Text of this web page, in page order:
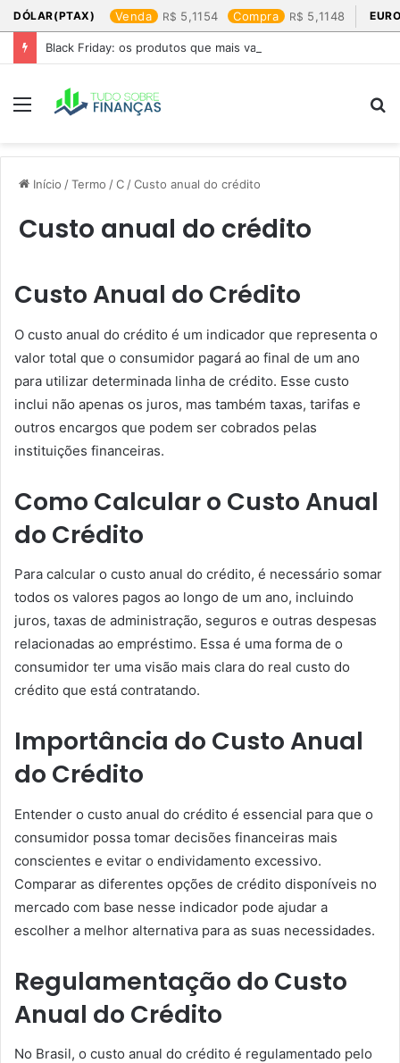
DÓLAR(PTAX) Venda 5,1154 Compra 5,1148
Black Friday: os produtos que mais valem a pena
Menu
Início /Termo /C /Custo anual do crédito
Custo anual do crédito
Custo Anual do Crédito
O custo anual do crédito é um indicador que representa o
valor total que o consumidor pagará ao final de um ano
para utilizar determinada linha de crédito. Esse custo
inclui não apenas os juros, mas também taxas, tarifas e
outros encargos que podem ser cobrados pelas
instituições financeiras.
Como Calcular o Custo Anual
do Crédito
Para calcular o custo anual do crédito, é necessário somar
todos os valores pagos ao longo de um ano, incluindo
juros, taxas de administração, seguros e outras despesas
relacionadas ao empréstimo. Essa é uma forma de o
consumidor ter uma visão mais clara do real custo do
crédito que está contratando.
Importância do Custo Anual
do Crédito
Entender o custo anual do crédito é essencial para que o
consumidor possa tomar decisões financeiras mais
conscientes e evitar o endividamento excessivo.
Comparar as diferentes opções de crédito disponíveis no
mercado com base nesse indicador pode ajudar a
escolher a melhor alternativa para as suas necessidades.
Regulamentação do Custo
Anual do Crédito
No Brasil, o custo anual do crédito é regulamentado pelo